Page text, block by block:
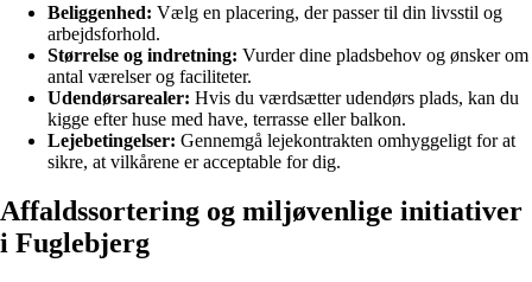
Beliggenhed: Vælg en placering, der passer til din livsstil og
arbejdsforhold.
Størrelse og indretning: Vurder dine pladsbehov og ønsker om
antal værelser og faciliteter.
Udendørsarealer: Hvis du værdsætter udendørs plads, kan du
kigge efter huse med have, terrasse eller balkon.
Lejebetingelser: Gennemgå lejekontrakten omhyggeligt for at
sikre, at vilkårene er acceptable for dig.
Affaldssortering og miljøvenlige initiativer
i Fuglebjerg